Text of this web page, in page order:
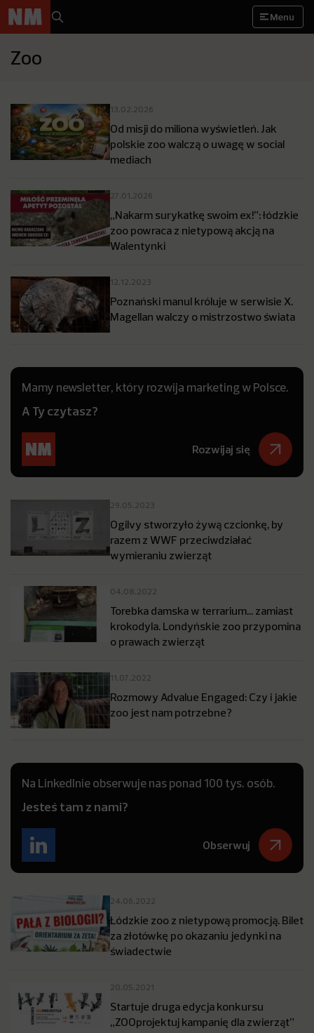
Menu
Zoo
13.02.2026
Od misji do miliona wyświetleń. Jak
polskie zoo walczą o uwagę w social
mediach
27.01.2026
„Nakarm surykatkę swoim ex!”: łódzkie
zoo powraca z nietypową akcją na
Walentynki
12.12.2023
Poznański manul króluje w serwisie X.
Magellan walczy o mistrzostwo świata
Mamy newsletter, który rozwija marketing w Polsce.
A Ty czytasz?
Rozwijaj się
29.05.2023
Ogilvy stworzyło żywą czcionkę, by
razem z WWF przeciwdziałać
wymieraniu zwierząt
04.08.2022
Torebka damska w terrarium… zamiast
krokodyla. Londyńskie zoo przypomina
o prawach zwierząt
11.07.2022
Rozmowy Advalue Engaged: Czy i jakie
zoo jest nam potrzebne?
Na LinkedInie obserwuje nas ponad 100 tys. osób.
Jesteś tam z nami?
Obserwuj
24.06.2022
Łódzkie zoo z nietypową promocją. Bilet
za złotówkę po okazaniu jedynki na
świadectwie
20.05.2021
Startuje druga edycja konkursu
„ZOOprojektuj kampanię dla zwierząt”